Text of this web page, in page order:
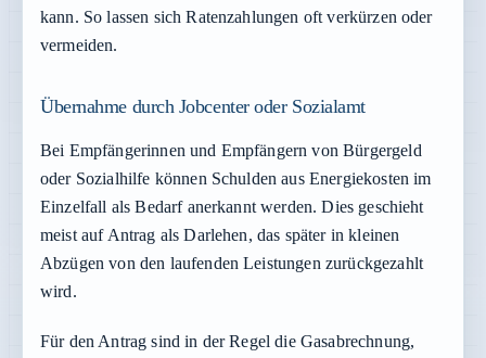
kann. So lassen sich Ratenzahlungen oft verkürzen oder
vermeiden.
Übernahme durch Jobcenter oder Sozialamt
Bei Empfängerinnen und Empfängern von Bürgergeld
oder Sozialhilfe können Schulden aus Energiekosten im
Einzelfall als Bedarf anerkannt werden. Dies geschieht
meist auf Antrag als Darlehen, das später in kleinen
Abzügen von den laufenden Leistungen zurückgezahlt
wird.
Für den Antrag sind in der Regel die Gasabrechnung,